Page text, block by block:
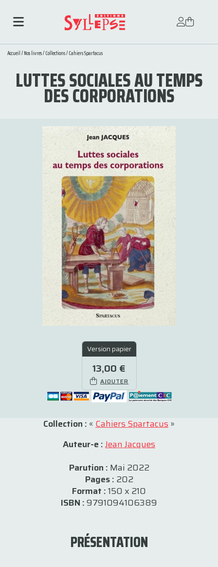
Accueil/Nos livres/Collections/Cahiers Spartacus
LUTTES SOCIALES AU TEMPS
DES CORPORATIONS
Version papier
13,00 €
AJOUTER
Collection : « Cahiers Spartacus»
Auteur-e :Jean Jacques
Parution : Mai 2022
Pages : 202
Format :150 x 210
ISBN :9791094106389
PRÉSENTATION